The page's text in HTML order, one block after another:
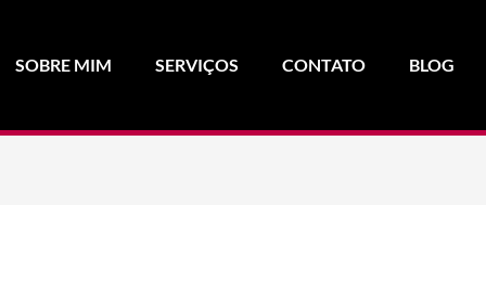
SOBRE MIM SERVIÇOS CONTATO BLOG